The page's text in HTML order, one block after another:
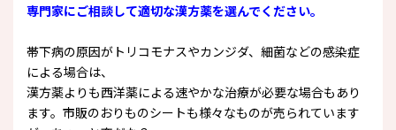
専門家にご相談して適切な漢方薬を選んでください。
帯下病の原因がトリコモナスやカンジダ、細菌などの感染症
による場合は、
漢方薬よりも西洋薬による速やかな治療が必要な場合もあり
ます。市販のおりものシートも様々なものが売られています